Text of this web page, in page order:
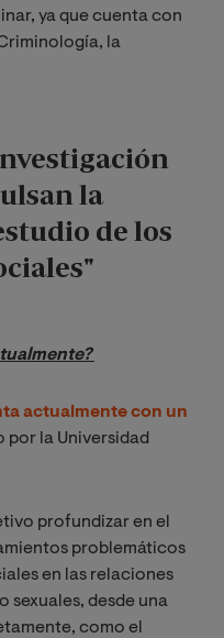
ya que cuenta con
la
la
de los
actualmente con un
por la Universidad
profundizar en el
problemáticos
en las relaciones
desde una
como el